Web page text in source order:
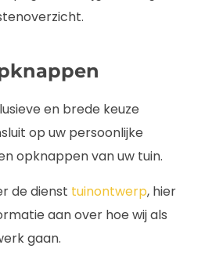
en brede keuze
op uw persoonlijke
opknappen van uw tuin.
de dienst tuinontwerp, hier
aan over hoe wij als
gaan.